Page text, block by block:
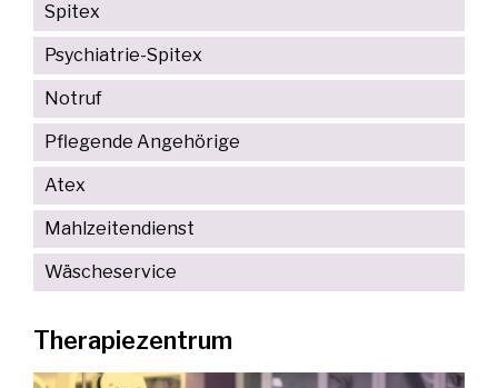
Spitex
Psychiatrie-Spitex
Notruf
Pflegende Angehörige
Atex
Mahlzeitendienst
Wäscheservice
Therapiezentrum